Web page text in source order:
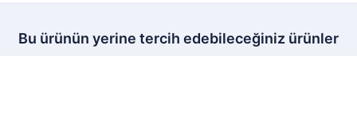
Bu ürünün yerine tercih edebileceğiniz ürünler